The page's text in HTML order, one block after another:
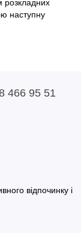
розкладних
наступну
466 95 51
відпочинку і